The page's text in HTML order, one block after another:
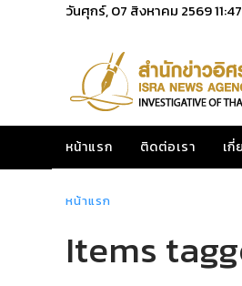
วันศุกร์, 07 สิงหาคม 2569
หน้าแรก ติดต่อเรา เกี่
หน้าแรก
Items